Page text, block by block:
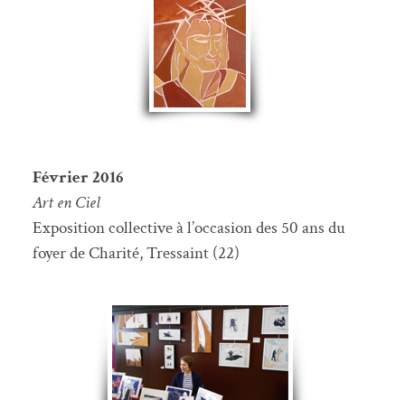
Février 2016
Art en Ciel
Exposition collective à l’occasion des 50 ans du
foyer de Charité, Tressaint (22)